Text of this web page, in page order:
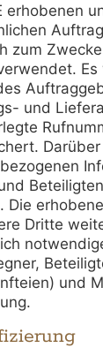
erhobenen
zum
Es
und
Die
Dritte
und